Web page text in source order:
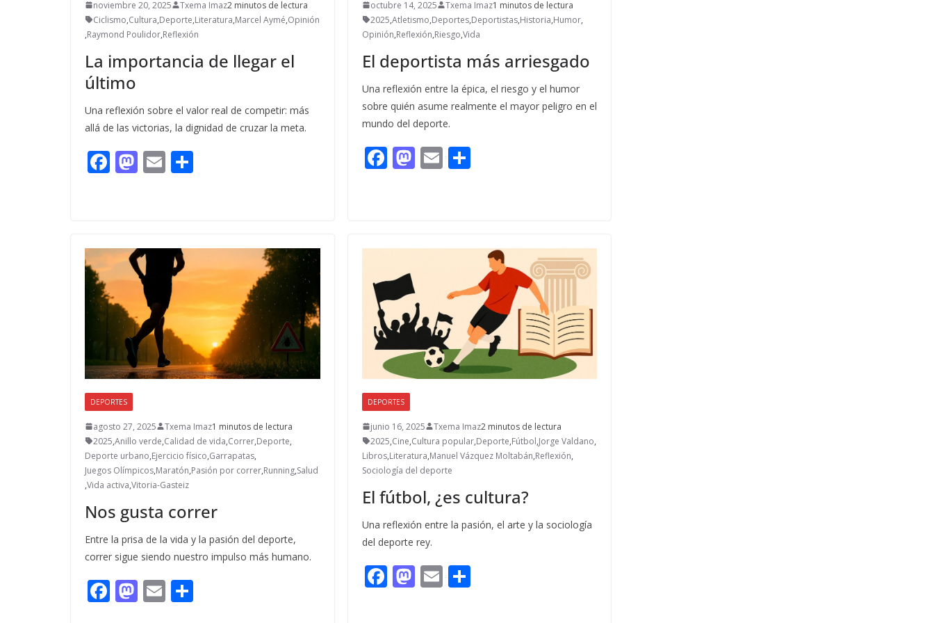
noviembre 20, 2025 Txema Imaz2 minutos de lectura
Ciclismo,Cultura,Deporte,Literatura,Marcel Aymé,Opinión
,Raymond Poulidor,Reflexión
La importancia de llegar el
último
Una reflexión sobre el valor real de competir: más
allá de las victorias, la dignidad de cruzar la meta.
F
ac
o
o
k
M
as
o
n
E
m
ar
ti
octubre 14, 2025 Txema Imaz1 minutos de lectura
2025,Atletismo,Deportes,Deportistas,Historia,Humor,
Opinión,Reflexión,Riesgo,Vida
El deportista más arriesgado
Una reflexión entre la épica, el riesgo y el humor
sobre quién asume realmente el mayor peligro en el
mundo del deporte.
F
ac
o
k
M
as
o
E
m
C
ar
r
DEPORTES
agosto 27, 2025 Txema Imaz1 minutos de lectura
2025,Anillo verde,Calidad de vida,Correr,Deporte,
Deporte urbano,Ejercicio físico,Garrapatas,
Juegos Olímpicos,Maratón,Pasión por correr,Running,Salud
,Vida activa,Vitoria-Gasteiz
Nos gusta correr
Entre la prisa de la vida y la pasión del deporte,
correr sigue siendo nuestro impulso más humano.
F M E
DEPORTES
junio 16, 2025 Txema Imaz2 minutos de lectura
2025,Cine,Cultura popular,Deporte,Fútbol,Jorge Valdano,
Libros,Literatura,Manuel Vázquez Moltabán,Reflexión,
Sociología del deporte
El fútbol, ¿es cultura?
Una reflexión entre la pasión, el arte y la sociología
del deporte rey.
F M E C